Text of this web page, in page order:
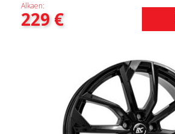
Alkaen:
229€